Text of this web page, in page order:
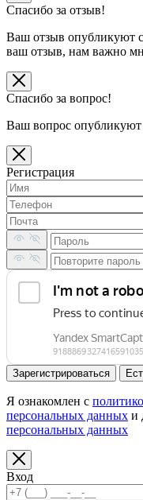
Спасибо за отзыв!
Ваш отзыв опубликуют
ваш отзыв, нам важно
Спасибо за вопрос!
Ваш вопрос опубликуют
Регистрация
Зарегистрироваться
Я ознакомлен с
персональных данных и
персональных данных
Вход